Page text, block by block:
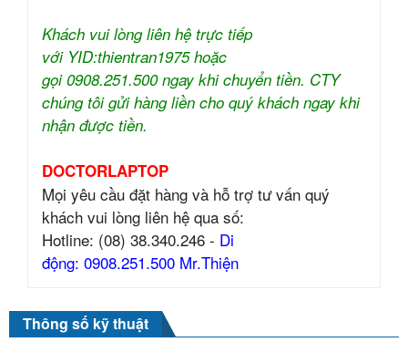
Khách vui lòng liên hệ trực tiếp
với YID:thientran1975 hoặc
gọi 0908.251.500 ngay khi chuyển tiền. CTY
chúng tôi gửi hàng liền cho quý khách ngay khi
nhận được tiền.
DOCTORLAPTOP
Mọi yêu cầu đặt hàng và hỗ trợ tư vấn quý
khách vui lòng liên hệ qua số:
Hotline: (08) 38.340.246 - Di
động: 0908.251.500 Mr.Thiện
Thông số kỹ thuật